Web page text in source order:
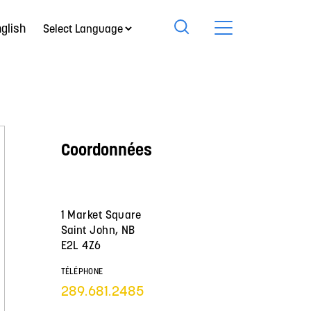
Coordonnées
1 Market Square
Saint John, NB
E2L 4Z6
TÉLÉPHONE
289.681.2485